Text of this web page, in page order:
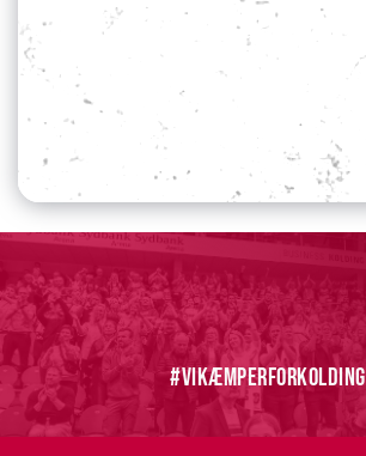
Sociale medier
Din profil
#vikæmperforkolding